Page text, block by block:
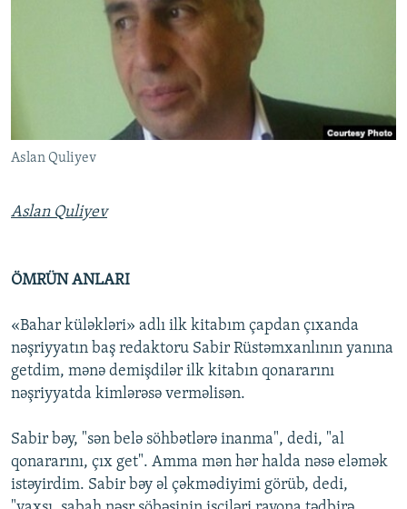
FOTOQALEREYA
AZƏRBAYCAN ƏDƏBIYYATI KITABXANASI
İSLAM VƏ DEMOKRATIYA
İZ - MƏDƏNIYYƏT PROQRAMI
PEŞƏ ETIKASI VƏ JURNALISTIKA STANDARTLARIMIZ
MATERIALLARIMIZDAN ISTIFADƏ
Aslan Quliyev
Aslan Quliyev
ÖMRÜN ANLARI
«Bahar küləkləri» adlı ilk kitabım çapdan çıxanda
nəşriyyatın baş redaktoru Sabir Rüstəmxanlının yanına
getdim, mənə demişdilər ilk kitabın qonararını
nəşriyyatda kimlərəsə verməlisən.
Sabir bəy, "sən belə söhbətlərə inanma", dedi, "al
qonararını, çıx get". Amma mən hər halda nəsə eləmək
istəyirdim. Sabir bəy əl çəkmədiyimi görüb, dedi,